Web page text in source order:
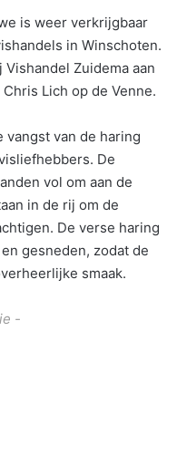
is weer verkrijgbaar
in Winschoten.
Zuidema aan
Lich op de Venne.
vangst van de haring
De
vol om aan de
in de rij om de
De verse haring
gesneden, zodat de
smaak.
-